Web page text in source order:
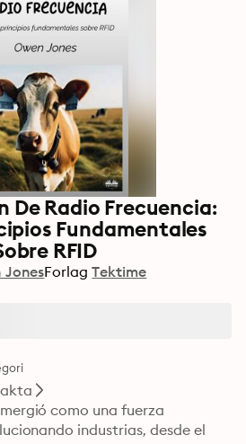
Radio Frecuencia:
Fundamentales
RFID
JonesForlag Tektime
como una fuerza
industrias, desde el